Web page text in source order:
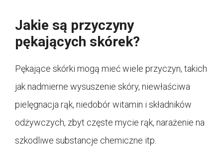
Jakie są przyczyny
pękających skórek?
Pękające skórki mogą mieć wiele przyczyn, takich
jak nadmierne wysuszenie skóry, niewłaściwa
pielęgnacja rąk, niedobór witamin i składników
odżywczych, zbyt częste mycie rąk, narażenie na
szkodliwe substancje chemiczne itp.